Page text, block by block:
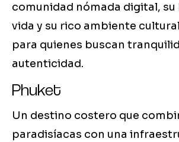
comunidad nómada digital,
vida y su rico ambiente
para quienes buscan
autenticidad.
Phuket
Un destino costero que
paradisíacas con una